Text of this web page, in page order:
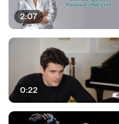
2:07
0:22